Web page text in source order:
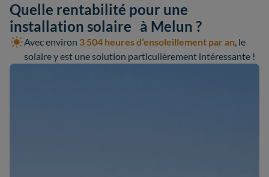
Quelle rentabilité pour une
installation solaire à Melun ?
Avec environ 3 504 heures d’ensoleillement par an, le
solaire y est une solution particulièrement intéressante !